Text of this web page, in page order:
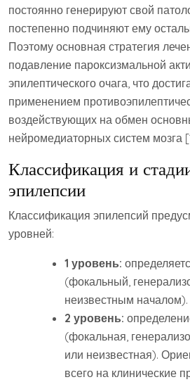
постоянно генерируют свой
постепенно подчиняют ему
Поэтому основная стратегия
подавление пароксизмальной
эпилептического очага, что
применением
воздействующих на обмен
нейромедиаторных систем мозга
Классификация и
эпилепсии
Классификация эпилепсий
уровней:
1 уровень:
(фокальный,
неизвестным началом).
2 уровень:
(фокальная,
или неизвестная).
всего на клинические